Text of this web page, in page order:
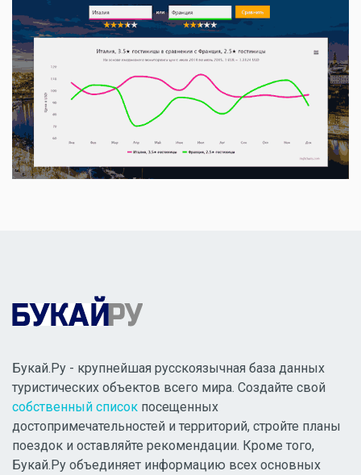
Букай.Ру - крупнейшая русскоязычная база данных
туристических объектов всего мира. Создайте свой
собственный список посещенных
достопримечательностей и территорий, стройте планы
поездок и оставляйте рекомендации. Кроме того,
Букай.Ру объединяет информацию всех основных